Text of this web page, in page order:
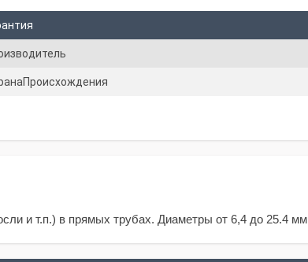
и т.п.) в прямых трубах. Диаметры от 6,4 до 25.4 мм